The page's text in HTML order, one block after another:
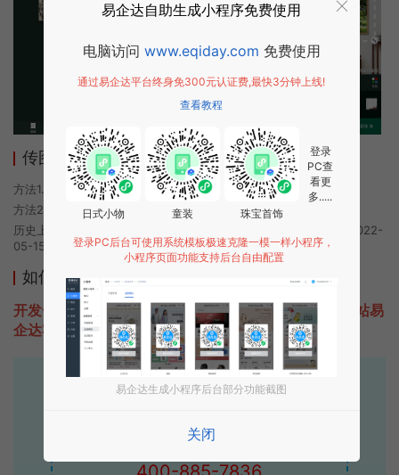
传图加画框小程序使用方法
方法1. 使用微信扫描本页面上方二维码进入传图加画框的小程序
方法2. 在微信中搜索“传图加画框”即可进入小程序
历史上的今时小程序由传图加画框团队开发，易企达小程序商店于2022-
05-15 08:37发布
如何开发类似传图加画框的小程序
开发一款类似传图加画框的小程序不难，只需要咨询本站易
企达客服即可为您定制开发，免费提供报价。
易企达10年行业沉淀！
立即拨打电话享优惠
易企达自助生成小程序免费使用
电脑访问 www.eqiday.com 免费使用
通过易企达平台终身免300元认证费,最快3分钟上线!
查看教程
日式小物 童装 珠宝首饰
登录
PC查
看更
多.....
登录PC后台可使用系统模板极速克隆一模一样小程序，
小程序页面功能支持后台自由配置
易企达生成小程序后台部分功能截图
关闭